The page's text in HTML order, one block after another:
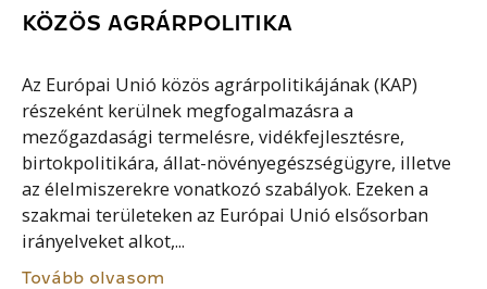
KÖZÖS AGRÁRPOLITIKA
Az Európai Unió közös agrárpolitikájának (KAP)
részeként kerülnek megfogalmazásra a
mezőgazdasági termelésre, vidékfejlesztésre,
birtokpolitikára, állat-növényegészségügyre, illetve
az élelmiszerekre vonatkozó szabályok. Ezeken a
szakmai területeken az Európai Unió elsősorban
irányelveket alkot,...
Tovább olvasom